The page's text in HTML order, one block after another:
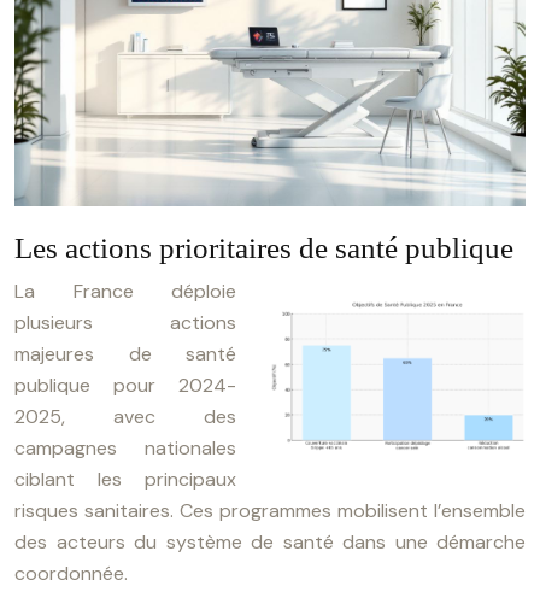
Les actions prioritaires de santé publique
La France déploie
plusieurs actions
majeures de santé
publique pour 2024-
2025, avec des
campagnes nationales
ciblant les principaux
risques sanitaires. Ces programmes mobilisent l’ensemble
des acteurs du système de santé dans une démarche
coordonnée.